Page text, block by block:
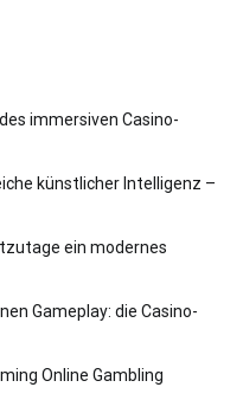
immersiven Casino-
künstlicher Intelligenz –
ein modernes
Gameplay: die Casino-
Online Gambling